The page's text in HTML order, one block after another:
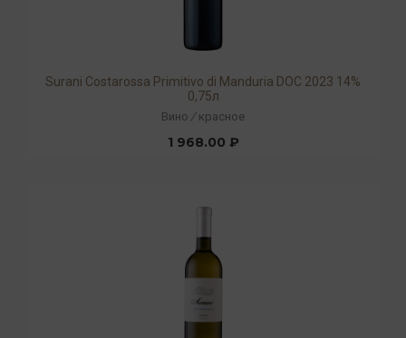
Surani Costarossa Primitivo di Manduria DOC 2023 14%
0,75л
Вино / красное
1 968.00 ₽